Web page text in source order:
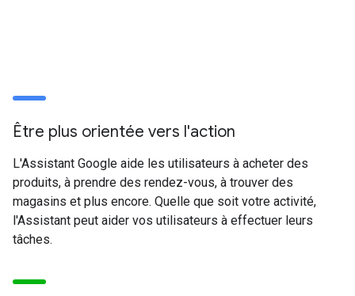
Être plus orientée vers l'action
L'Assistant Google aide les utilisateurs à acheter des
produits, à prendre des rendez-vous, à trouver des
magasins et plus encore. Quelle que soit votre activité,
l'Assistant peut aider vos utilisateurs à effectuer leurs
tâches.